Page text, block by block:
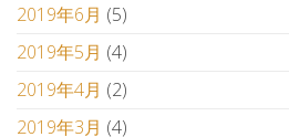
2019年6月 (5)
2019年5月 (4)
2019年4月 (2)
2019年3月 (4)